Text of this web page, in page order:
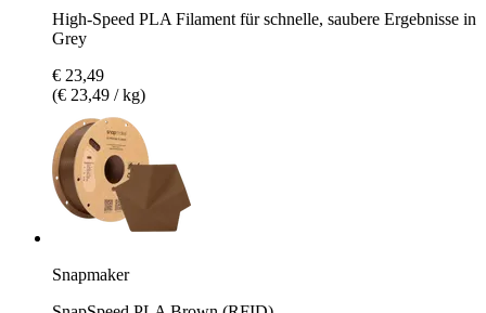
High-Speed PLA Filament für schnelle, saubere Ergebnisse in
Grey
€ 23,49
(€ 23,49 / kg)
Snapmaker